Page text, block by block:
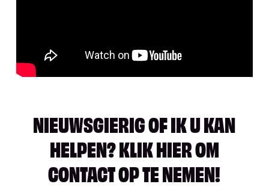
NIEUWSGIERIG OF IK U KAN
HELPEN? KLIK HIER OM
CONTACT OP TE NEMEN!